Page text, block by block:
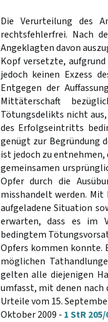
Die Verurteilung des
rechtsfehlerfrei. Nach
Angeklagten davon
Kopf versetzte,
jedoch keinen Exzess
Entgegen der
Mittäterschaft
Tötungsdelikts nicht
des Erfolgseintritts
genügt zur Begründung
ist jedoch zu
gemeinsamen
Opfer durch die
misshandelt werden.
aufgeladene Situation
erwarten, dass es im
bedingtem
Opfers kommen konnte.
möglichen
gelten alle diejenigen
umfasst, mit denen nach
Urteile vom 15.
Oktober 2009 - 1 StR 205/